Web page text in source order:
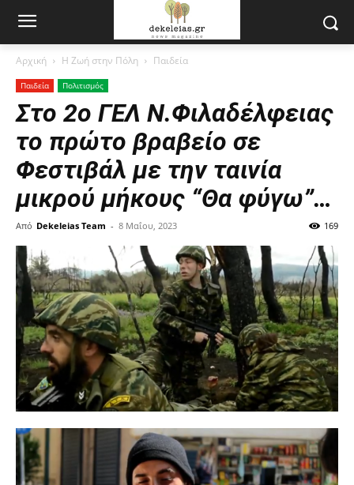
Αρχική Η Ζωή στην Πόλη Παιδεία
Παιδεία Πολιτισμός
Στο 2ο ΓΕΛ Ν.Φιλαδέλφειας
το πρώτο βραβείο σε
Φεστιβάλ με την ταινία
μικρού μήκους “Θα φύγω”…
Από Dekeleias Team - 8 Μαΐου, 2023 169